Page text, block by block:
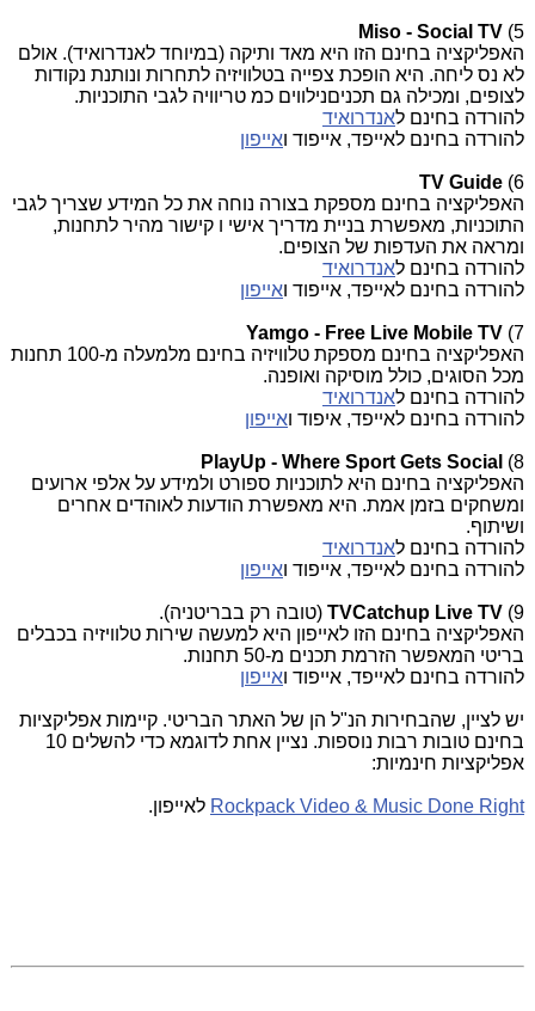
5)
Miso - Social TV
האפליקציה בחינם הזו היא מאד ותיקה (במיוחד לאנדרואיד). אולם
לא נס ליחה. היא הופכת צפייה בטלוויזיה לתחרות ונותנת נקודות
לצופים, ומכילה גם תכניםנילווים כמ טריוויה לגבי התוכניות.
להורדה בחינם לאנדרואיד
להורדה בחינם לאייפד, אייפוד ואייפון
6)
TV Guide
האפליקציה בחינם מספקת בצורה נוחה את כל המידע שצריך לגבי
התוכניות, מאפשרת בניית מדריך אישי ו קישור מהיר לתחנות,
ומראה את העדפות של הצופים.
להורדה בחינם לאנדרואיד
להורדה בחינם לאייפד, אייפוד ואייפון
7)
Yamgo - Free Live Mobile TV
האפליקציה בחינם מספקת טלוויזיה בחינם מלמעלה מ-100 תחנות
מכל הסוגים, כולל מוסיקה ואופנה.
להורדה בחינם לאנדרואיד
להורדה בחינם לאייפד, איפוד ואייפון
8)
PlayUp - Where Sport Gets Social
האפליקציה בחינם היא לתוכניות ספורט ולמידע על אלפי ארועים
ומשחקים בזמן אמת. היא מאפשרת הודעות לאוהדים אחרים
ושיתוף.
להורדה בחינם לאנדרואיד
להורדה בחינם לאייפד, אייפוד ואייפון
9)
TVCatchup Live TV (טובה רק בבריטניה).
האפליקציה בחינם הזו לאייפון היא למעשה שירות טלוויזיה בכבלים
בריטי המאפשר הזרמת תכנים מ-50 תחנות.
להורדה בחינם לאייפד, אייפוד ואייפון
יש לציין, שהבחירות הנ"ל הן של האתר הבריטי. קיימות אפליקציות
בחינם טובות רבות נוספות. נציין אחת לדוגמא כדי להשלים 10
אפליקציות חינמיות:
Rockpack Video & Music Done Right לאייפון.